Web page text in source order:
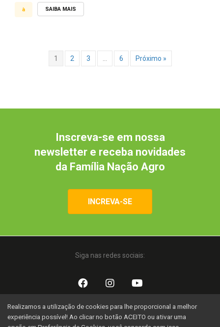
à SAIBA MAIS
1 2 3 6 Próximo »
Inscreva-se em nossa
newsletter e receba novidades
da Família Nação Agro
INCREVA-SE
Siga nas redes sociais:
Uma iniciativa:
Realizamos a utilização de cookies para lhe proporcional a melhor
experiência possível! Ao clicar no botão ACEITO ou ativar uma